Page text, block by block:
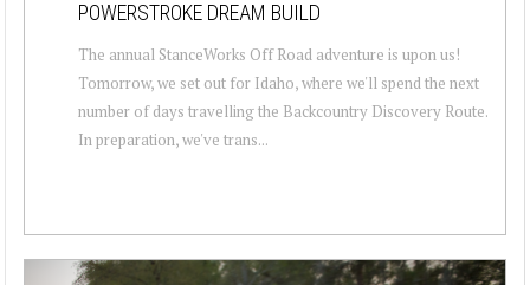
POWERSTROKE DREAM BUILD
The annual StanceWorks Off Road adventure is upon us!
Tomorrow, we set out for Idaho, where we'll spend the next
number of days travelling the Backcountry Discovery Route.
In preparation, we've trans...